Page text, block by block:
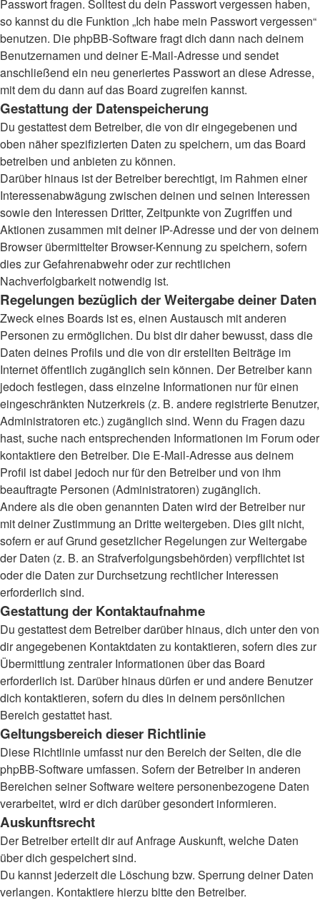
Passwort fragen. Solltest du dein Passwort vergessen haben,
so kannst du die Funktion „Ich habe mein Passwort vergessen“
benutzen. Die phpBB-Software fragt dich dann nach deinem
Benutzernamen und deiner E-Mail-Adresse und sendet
anschließend ein neu generiertes Passwort an diese Adresse,
mit dem du dann auf das Board zugreifen kannst.
Gestattung der Datenspeicherung
Du gestattest dem Betreiber, die von dir eingegebenen und
oben näher spezifizierten Daten zu speichern, um das Board
betreiben und anbieten zu können.
Darüber hinaus ist der Betreiber berechtigt, im Rahmen einer
Interessenabwägung zwischen deinen und seinen Interessen
sowie den Interessen Dritter, Zeitpunkte von Zugriffen und
Aktionen zusammen mit deiner IP-Adresse und der von deinem
Browser übermittelter Browser-Kennung zu speichern, sofern
dies zur Gefahrenabwehr oder zur rechtlichen
Nachverfolgbarkeit notwendig ist.
Regelungen bezüglich der Weitergabe deiner Daten
Zweck eines Boards ist es, einen Austausch mit anderen
Personen zu ermöglichen. Du bist dir daher bewusst, dass die
Daten deines Profils und die von dir erstellten Beiträge im
Internet öffentlich zugänglich sein können. Der Betreiber kann
jedoch festlegen, dass einzelne Informationen nur für einen
eingeschränkten Nutzerkreis (z. B. andere registrierte Benutzer,
Administratoren etc.) zugänglich sind. Wenn du Fragen dazu
hast, suche nach entsprechenden Informationen im Forum oder
kontaktiere den Betreiber. Die E-Mail-Adresse aus deinem
Profil ist dabei jedoch nur für den Betreiber und von ihm
beauftragte Personen (Administratoren) zugänglich.
Andere als die oben genannten Daten wird der Betreiber nur
mit deiner Zustimmung an Dritte weitergeben. Dies gilt nicht,
sofern er auf Grund gesetzlicher Regelungen zur Weitergabe
der Daten (z. B. an Strafverfolgungsbehörden) verpflichtet ist
oder die Daten zur Durchsetzung rechtlicher Interessen
erforderlich sind.
Gestattung der Kontaktaufnahme
Du gestattest dem Betreiber darüber hinaus, dich unter den von
dir angegebenen Kontaktdaten zu kontaktieren, sofern dies zur
Übermittlung zentraler Informationen über das Board
erforderlich ist. Darüber hinaus dürfen er und andere Benutzer
dich kontaktieren, sofern du dies in deinem persönlichen
Bereich gestattet hast.
Geltungsbereich dieser Richtlinie
Diese Richtlinie umfasst nur den Bereich der Seiten, die die
phpBB-Software umfassen. Sofern der Betreiber in anderen
Bereichen seiner Software weitere personenbezogene Daten
verarbeitet, wird er dich darüber gesondert informieren.
Auskunftsrecht
Der Betreiber erteilt dir auf Anfrage Auskunft, welche Daten
über dich gespeichert sind.
Du kannst jederzeit die Löschung bzw. Sperrung deiner Daten
verlangen. Kontaktiere hierzu bitte den Betreiber.